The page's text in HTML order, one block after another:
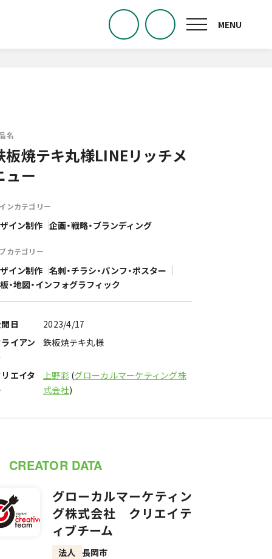
名
板焼テキ丸様LINEリッチメ
ュー
ンカテゴリー
イン制作 企画・戦略・ブランディング
カテゴリー
イン制作 名刺・チラシ・パンフ・ポスター
・地図・インフォグラフィック
日
2023/4/17
イアン
鉄板焼テキ丸様
エイタ
上野彩(グローカルマーケティング株
式会社)
CREATOR DATA
グローカルマーケティン
グ株式会社 クリエイテ
ィブチーム
法人 長岡市